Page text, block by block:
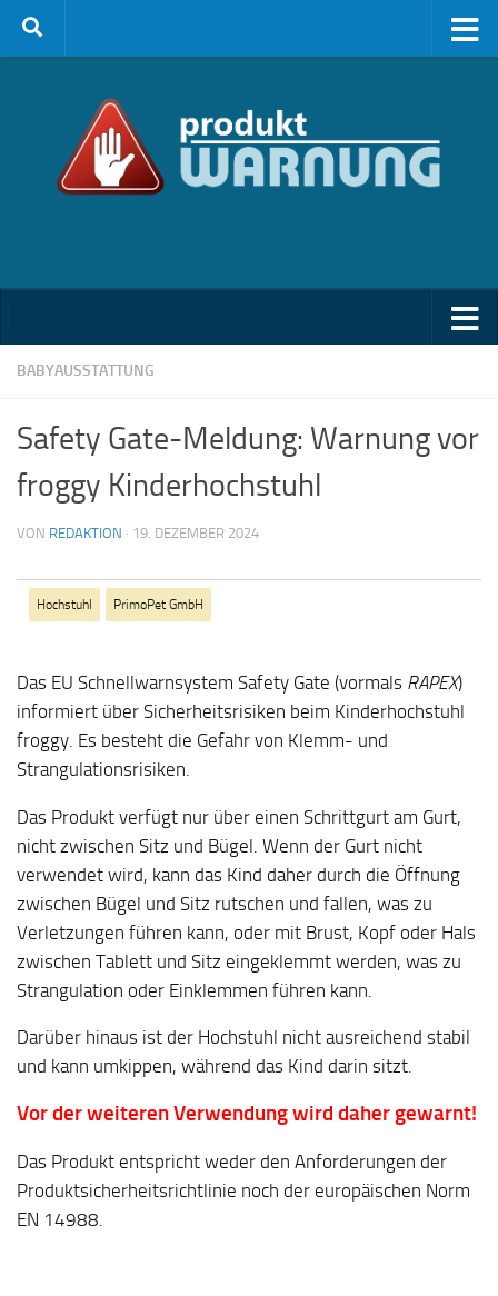
Zum Inhalt springen
BABYAUSSTATTUNG
Safety Gate-Meldung: Warnung vor
froggy Kinderhochstuhl
VON REDAKTION · 19. DEZEMBER 2024
Hochstuhl PrimoPet GmbH
Das EU Schnellwarnsystem Safety Gate (vormals RAPEX)
informiert über Sicherheitsrisiken beim Kinderhochstuhl
froggy. Es besteht die Gefahr von Klemm- und
Strangulationsrisiken.
Das Produkt verfügt nur über einen Schrittgurt am Gurt,
nicht zwischen Sitz und Bügel. Wenn der Gurt nicht
verwendet wird, kann das Kind daher durch die Öffnung
zwischen Bügel und Sitz rutschen und fallen, was zu
Verletzungen führen kann, oder mit Brust, Kopf oder Hals
zwischen Tablett und Sitz eingeklemmt werden, was zu
Strangulation oder Einklemmen führen kann.
Darüber hinaus ist der Hochstuhl nicht ausreichend stabil
und kann umkippen, während das Kind darin sitzt.
Vor der weiteren Verwendung wird daher gewarnt!
Das Produkt entspricht weder den Anforderungen der
Produktsicherheitsrichtlinie noch der europäischen Norm
EN 14988.